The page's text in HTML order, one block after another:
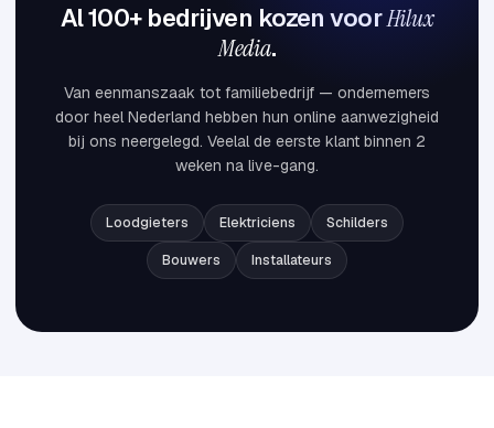
Al 100+ bedrijven kozen voorHilux
Media.
Van eenmanszaak tot familiebedrijf — ondernemers
door heel Nederland hebben hun online aanwezigheid
bij ons neergelegd. Veelal de eerste klant binnen 2
weken na live-gang.
Loodgieters Elektriciens Schilders
Bouwers Installateurs